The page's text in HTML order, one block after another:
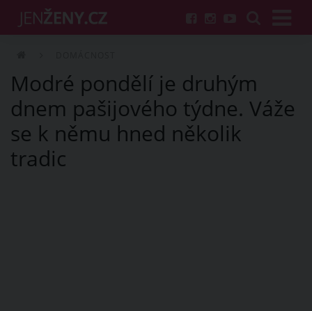
Modré pondělí je druhým
dnem pašijového týdne. Váže
se k němu hned několik
tradic